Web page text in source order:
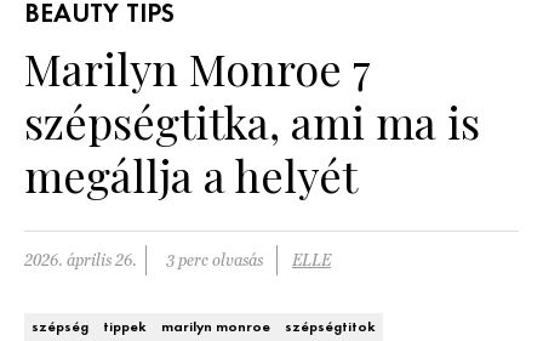
SZÉPSÉG
KULTÚRA
ÉLETMÓD
PÁRKAPCSOLAT
BEAUTY TIPS
Marilyn Monroe 7
szépségtitka, ami ma is
megállja a helyét
2026. április 26. 3 perc olvasás ELLE
szépség tippek marilyn monroe szépségtitok